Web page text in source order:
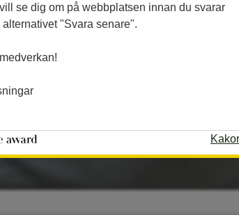
se dig om på webbplatsen innan du svarar
alternativet "Svara senare".
Kakor